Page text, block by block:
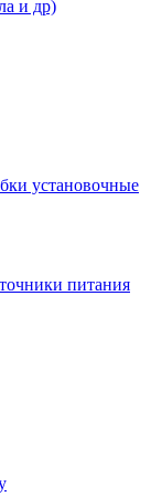
и др)
установочные
питания